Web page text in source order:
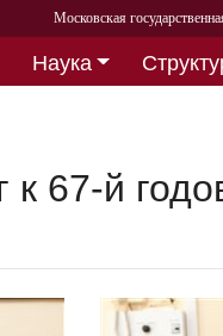
Московская
Наука
к 67-й